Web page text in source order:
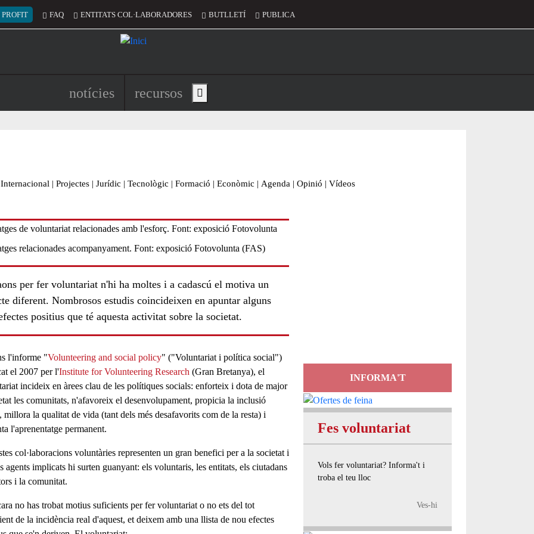
del compte d'usuari
PROFIT FAQ ENTITATS COL·LABORADORES BUTLLETÍ PUBLICA
Navegació principal de l'encapçalament
notícies recursos Show main menu
Internacional | Projectes | Jurídic | Tecnològic | Formació | Econòmic | Agenda | Opinió | Vídeos
per fer voluntariat n'hi ha moltes i a cadascú el motiva un
diferent. Nombrosos estudis coincideixen en apuntar alguns
positius que té aquesta activitat sobre la societat.
l'informe "Volunteering and social policy" ("Voluntariat i política social")
el 2007 per l'Institute for Volunteering Research (Gran Bretanya), el
incideix en àrees clau de les polítiques socials: enforteix i dota de major
les comunitats, n'afavoreix el desenvolupament, propicia la inclusió
, millora la qualitat de vida (tant dels més desafavorits com de la resta) i
l'aprenentatge permanent.
col·laboracions voluntàries representen un gran benefici per a la societat i
agents implicats hi surten guanyant: els voluntaris, les entitats, els ciutadans
i la comunitat.
no has trobat motius suficients per fer voluntariat o no ets del tot
de la incidència real d'aquest, et deixem amb una llista de nou efectes
INFORMA'T
Fes voluntariat
Vols fer voluntariat? Informa't i
troba el teu lloc
Ves-hi